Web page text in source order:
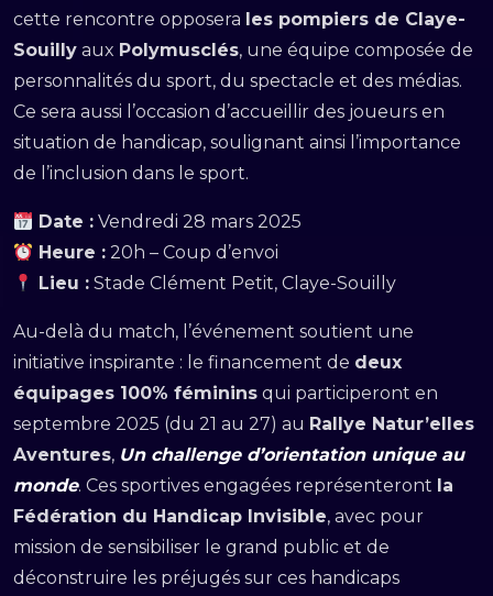
cette rencontre opposera les pompiers de Claye-
Souilly aux Polymusclés, une équipe composée de
personnalités du sport, du spectacle et des médias.
Ce sera aussi l’occasion d’accueillir des joueurs en
situation de handicap, soulignant ainsi l’importance
de l’inclusion dans le sport.
Date : Vendredi 28 mars 2025
Heure : 20h – Coup d’envoi
Lieu : Stade Clément Petit, Claye-Souilly
Au-delà du match, l’événement soutient une
initiative inspirante : le financement de deux
équipages 100% féminins qui participeront en
septembre 2025 (du 21 au 27) au Rallye Natur’elles
Aventures, Un challenge d’orientation unique au
monde. Ces sportives engagées représenteront la
Fédération du Handicap Invisible, avec pour
mission de sensibiliser le grand public et de
déconstruire les préjugés sur ces handicaps